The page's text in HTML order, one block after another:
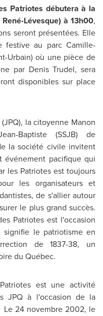
Patriotes débutera à la
Lévesque) à 13h00,
seront présentées. Elle
festive au parc Camille-
Urbain) où une pièce de
par Denis Trudel, sera
disponibles sur place
la citoyenne Manon
Baptiste (SSJB) de
la société civile invitent
pacifique qui
les Patriotes est toujours
les organisateurs et
de s'allier autour
le plus grand succès.
Patriotes est l'occasion
le patriotisme en
de 1837-38, un
du Québec.
est une activité
JPQ à l'occasion de la
Le 24 novembre 2002, le